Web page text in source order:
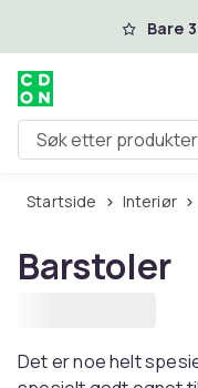
Hopp til Bare
Søk etter produkter
Startside Interiør
Barstoler
Det er noe helt